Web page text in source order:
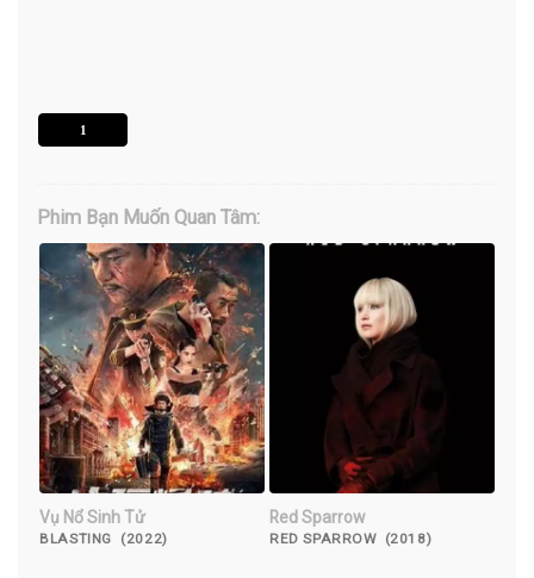
1
Phim Bạn Muốn Quan Tâm:
Vụ Nổ Sinh Tử
BLASTING (2022)
Red Sparrow
RED SPARROW (2018)